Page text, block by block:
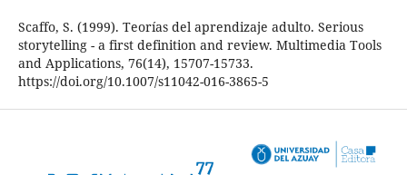
Scaffo, S. (1999). Teorías del aprendizaje adulto. Serious
storytelling - a first definition and review. Multimedia Tools
and Applications, 76(14), 15707-15733.
https://doi.org/10.1007/s11042-016-3865-5